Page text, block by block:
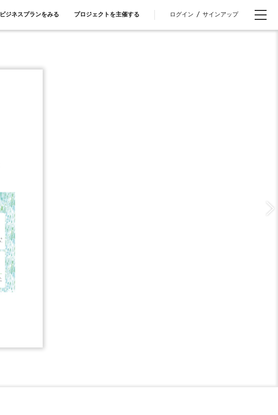
ビジネスプランをみる プロジェクトを主催する ログイン / サインアップ